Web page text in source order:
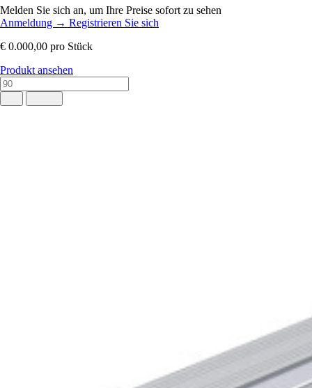
Melden Sie sich an, um Ihre Preise sofort zu sehen
Anmeldung → Registrieren Sie sich
€ 0.000,00 pro Stück
Produkt ansehen